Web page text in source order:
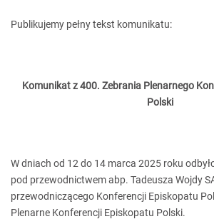
Publikujemy pełny tekst komunikatu:
Komunikat z 400. Zebrania Plenarnego
Polski
W dniach od 12 do 14 marca 2025 roku
pod przewodnictwem abp. Tadeusza Wojdy
przewodniczącego Konferencji Episkopatu
Plenarne Konferencji Episkopatu Polski.